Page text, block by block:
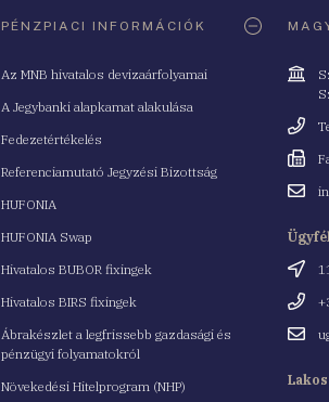
PÉNZPIACI INFORMÁCIÓK
Az MNB hivatalos devizaárfolyamai
A Jegybanki alapkamat alakulása
Fedezetértékelés
Referenciamutató Jegyzési Bizottság
HUFONIA
HUFONIA Swap
Hivatalos BUBOR fixingek
Hivatalos BIRS fixingek
Ábrakészlet a legfrissebb gazdasági és
pénzügyi folyamatokról
Növekedési Hitelprogram (NHP)
Cím
Fax
Email
Cím
Email